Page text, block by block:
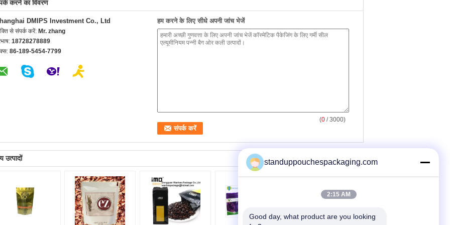
करने का विवरण
DMIPS Investment Co., Ltd
से संपर्क करें: Mr. zhang
18728278889
86-189-5454-7799
हम करने के लिए सीधे अपनी जांच भेजें
(0 / 3000)
उत्पादों standuppouchespackaging.com
2:15 AM
Good day, what product are you looking